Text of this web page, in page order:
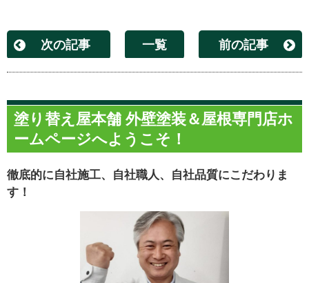
次の記事 一覧 前の記事
塗り替え屋本舗 外壁塗装＆屋根専門店ホ
ームページへようこそ！
徹底的に自社施工、自社職人、自社品質にこだわりま
す！